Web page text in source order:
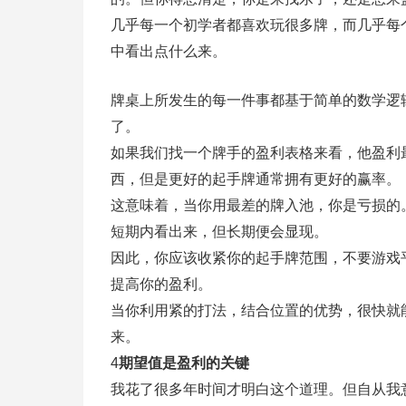
几乎每一个初学者都喜欢玩很多牌，而几乎
中看出点什么来。
牌桌上所发生的每一件事都基于简单的数学
了。
如果我们找一个牌手的盈利表格来看，他盈
西，但是更好的起手牌通常拥有更好的赢率。
这意味着，当你用最差的牌入池，你是亏损
短期内看出来，但长期便会显现。
因此，你应该收紧你的起手牌范围，不要游
提高你的盈利。
当你利用紧的打法，结合位置的优势，很快
来。
4期望值是盈利的关键
我花了很多年时间才明白这个道理。但自从